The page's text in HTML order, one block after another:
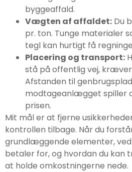
byggeaffald.
Vægten af affaldet: Du
pr. ton. Tunge materialer
tegl kan hurtigt få
Placering og transport:
stå på offentlig vej,
Afstanden til
modtageanlægget spiller
prisen.
Mit mål er at fjerne
kontrollen tilbage. Når du
grundlæggende elementer,
betaler for, og hvordan du
at holde omkostningerne nede.